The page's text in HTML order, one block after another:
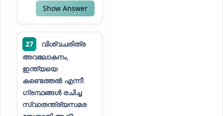
Show Answer
27
വിശ്വചരിത്ര
അവലോകനം,
ഇന്ത്യയെ
കണ്ടെത്തൽ എന്നീ
ഗ്രന്ഥങ്ങൾ രചിച്ച
സ്വാതന്ത്ര്യസമര